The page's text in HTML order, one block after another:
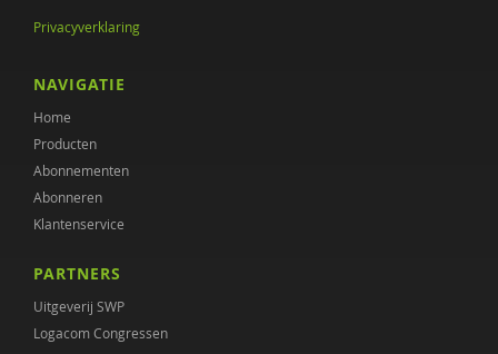
Judith van Haterd
Annemarie Zijlstra
Privacyverklaring
NAVIGATIE
Home
Producten
Abonnementen
Abonneren
Klantenservice
PARTNERS
Uitgeverij SWP
Logacom Congressen